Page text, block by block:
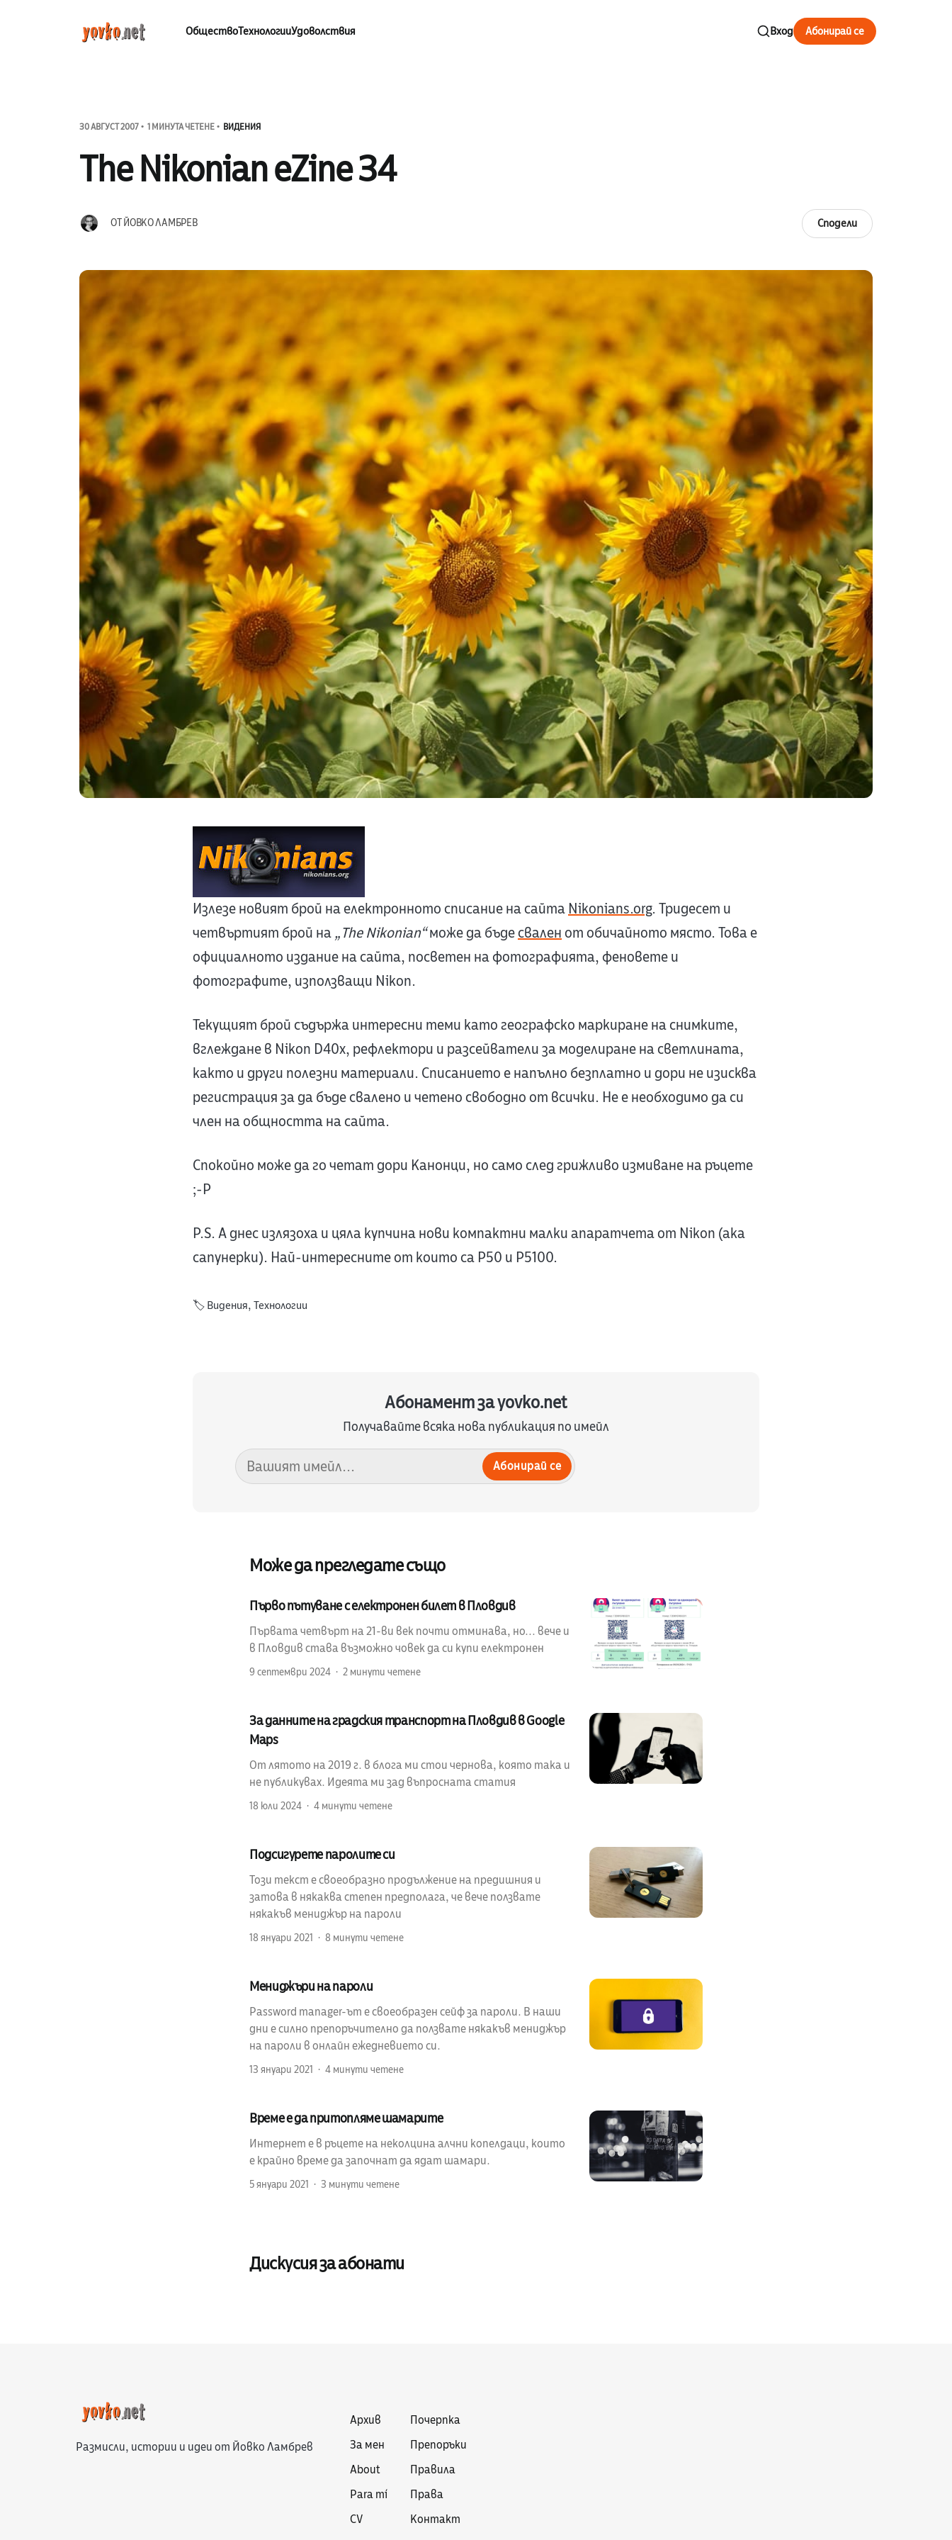
ОбществоТехнологииУдоволствия Вход Абонирай се
30 АВГУСТ 2007 1 МИНУТА ЧЕТЕНЕ ВИДЕНИЯ
The Nikonian eZine 34
ОТЙОВКО ЛАМБРЕВ Сподели
Излезе новият брой на електронното списание на сайта Nikonians.org. Тридесет и
четвъртият брой на„The Nikonian“може да бъдесвален от обичайното място. Това е
официалното издание на сайта, посветен на фотографията, феновете и
фотографите, използващи Nikon.
Текущият брой съдържа интересни теми като географско маркиране на снимките,
вглеждане в Nikon D40x, рефлектори и разсейватели за моделиране на светлината,
както и други полезни материали. Списанието е напълно безплатно и дори не изисква
регистрация за да бъде свалено и четено свободно от всички. Не е необходимо да си
член на общността на сайта.
Спокойно може да го четат дори Канонци, но само след грижливо измиване на ръцете
;-P
P.S. А днес излязоха и цяла купчина нови компактни малки апаратчета от Nikon (aka
сапунерки). Най-интересните от които са P50 и P5100.
🏷️Видения,Технологии
Абонамент за yovko.net
Получавайте всяка нова публикация по имейл
Абонирай се
Може да прегледате също
Първо пътуване с електронен билет в Пловдив
Първата четвърт на 21-ви век почти отминава, но... вече и
в Пловдив става възможно човек да си купи електронен
9 септември 2024 2 минути четене
За данните на градския транспорт на Пловдив в Google
Maps
От лятото на 2019 г. в блога ми стои чернова, която така и
не публикувах. Идеята ми зад въпросната статия
18 юли 2024 4 минути четене
Подсигурете паролите си
Този текст е своеобразно продължение на предишния и
затова в някаква степен предполага, че вече ползвате
някакъв мениджър на пароли
18 януари 2021 8 минути четене
Мениджъри на пароли
Password manager-ът е своеобразен сейф за пароли. В наши
дни е силно препоръчително да ползвате някакъв мениджър
на пароли в онлайн ежедневието си.
13 януари 2021 4 минути четене
Време е да притопляме шамарите
Интернет е в ръцете на неколцина алчни копелдаци, които
е крайно време да започнат да ядат шамари.
5 януари 2021 3 минути четене
Дискусия за абонати
Размисли, истории и идеи от Йовко Ламбрев
Архив
За мен
About
Para mí
CV
Почерпка
Препоръки
Правила
Права
Контакт